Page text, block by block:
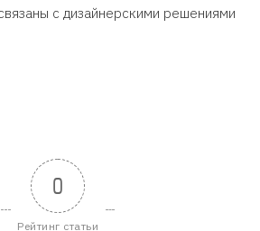
с дизайнерскими решениями
0
Рейтинг статьи